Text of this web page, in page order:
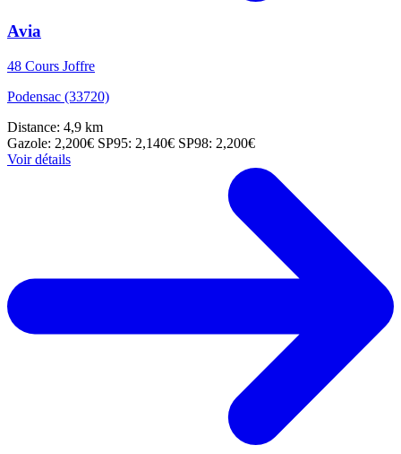
Avia
48 Cours Joffre
Podensac (33720)
Distance: 4,9 km
Gazole: 2,200€ SP95: 2,140€ SP98: 2,200€
Voir détails